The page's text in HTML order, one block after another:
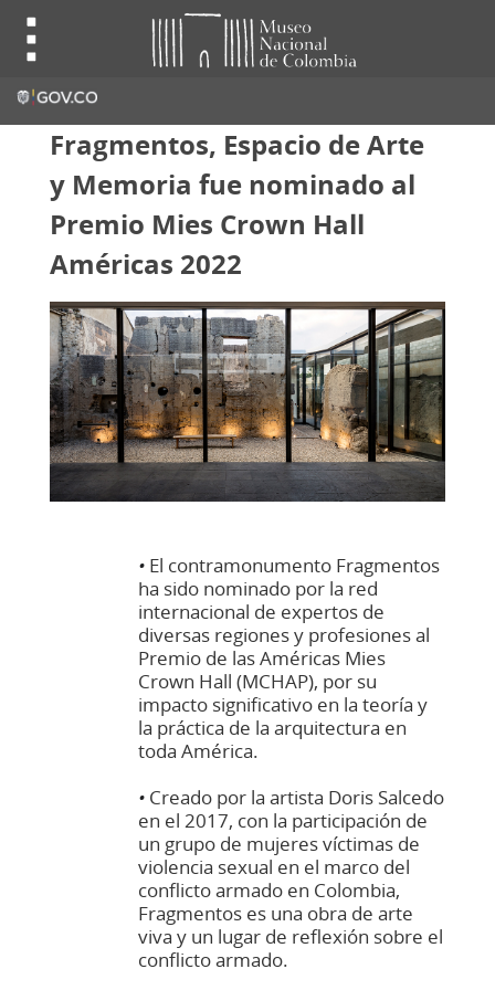
Fragmentos, Espacio de Arte
y Memoria fue nominado al
Premio Mies Crown Hall
Américas 2022
• El contramonumento Fragmentos
ha sido nominado por la red
internacional de expertos de
diversas regiones y profesiones al
Premio de las Américas Mies
Crown Hall (MCHAP), por su
impacto significativo en la teoría y
la práctica de la arquitectura en
toda América.
• Creado por la artista Doris Salcedo
en el 2017, con la participación de
un grupo de mujeres víctimas de
violencia sexual en el marco del
conflicto armado en Colombia,
Fragmentos es una obra de arte
viva y un lugar de reflexión sobre el
conflicto armado.